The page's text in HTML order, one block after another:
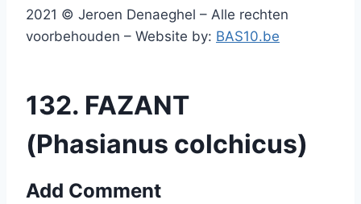
2021 © Jeroen Denaeghel – Alle rechten
voorbehouden – Website by: BAS10.be
132. FAZANT
(Phasianus colchicus)
Add Comment